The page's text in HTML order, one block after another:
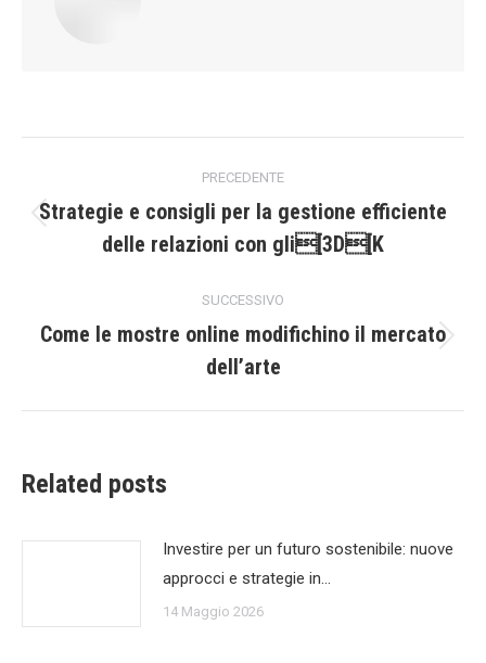
tra
PRECEDENTE
precedente:
Strategie e consigli per la gestione efficiente
delle relazioni con gli[3D[K
SUCCESSIVO
post:
Come le mostre online modifichino il mercato
dell’arte
Related posts
Investire per un futuro sostenibile: nuove
approcci e strategie in…
14 Maggio 2026